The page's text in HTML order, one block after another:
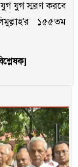
যুগ স্মরণ করবে
১৫৫তম